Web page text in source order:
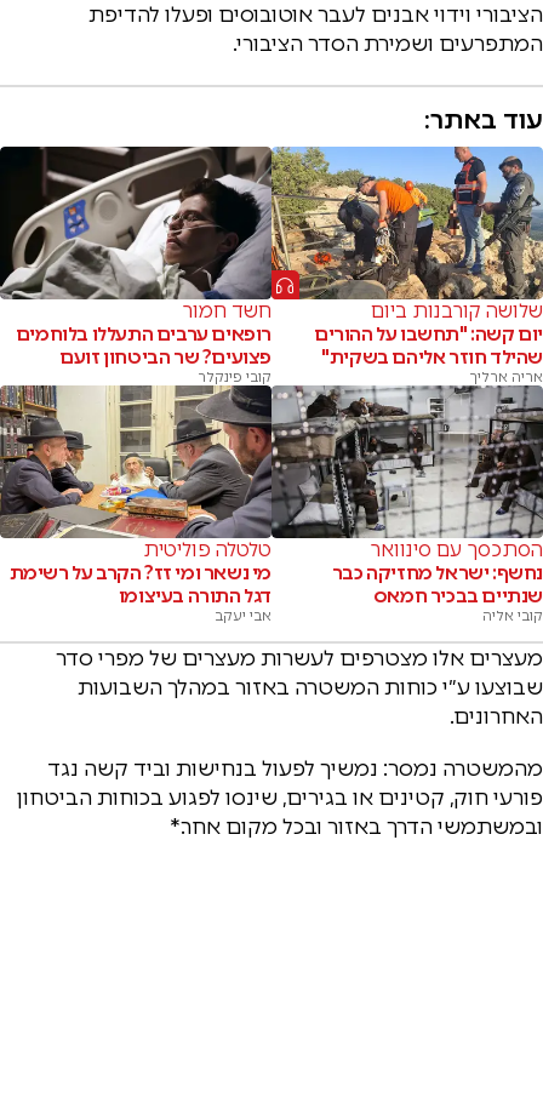
הציבורי וידוי אבנים לעבר אוטובוסים ופעלו להדיפת
המתפרעים ושמירת הסדר הציבורי.
עוד באתר:
שלושה קורבנות ביום
יום קשה: "תחשבו על ההורים
שהילד חוזר אליהם בשקית"
אריה ארליך
חשד חמור
רופאים ערבים התעללו בלוחמים
פצועים? שר הביטחון זועם
קובי פינקלר
הסתכסך עם סינוואר
נחשף: ישראל מחזיקה כבר
שנתיים בבכיר חמאס
קובי אליה
טלטלה פוליטית
מי נשאר ומי זז? הקרב על רשימת
דגל התורה בעיצומו
אבי יעקב
מעצרים אלו מצטרפים לעשרות מעצרים של מפרי סדר
שבוצעו ע״י כוחות המשטרה באזור במהלך השבועות
האחרונים.
מהמשטרה נמסר: נמשיך לפעול בנחישות וביד קשה נגד
פורעי חוק, קטינים או בגירים, שינסו לפגוע בכוחות הביטחון
ובמשתמשי הדרך באזור ובכל מקום אחר.*